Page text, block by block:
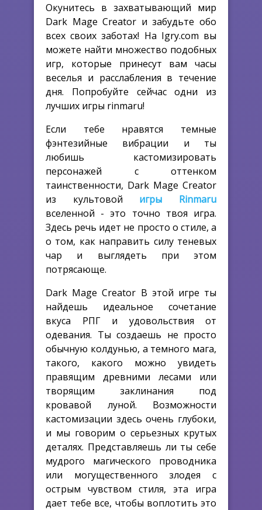
Окунитесь в захватывающий мир
Dark Mage Creator и забудьте обо
всех своих заботах! На Igry.com вы
можете найти множество подобных
игр, которые принесут вам часы
веселья и расслабления в течение
дня. Попробуйте сейчас одни из
лучших игры rinmaru!
Если тебе нравятся темные
фэнтезийные вибрации и ты
любишь кастомизировать
персонажей с оттенком
таинственности, Dark Mage Creator
из культовой игры Rinmaru
вселенной - это точно твоя игра.
Здесь речь идет не просто о стиле, а
о том, как направить силу теневых
чар и выглядеть при этом
потрясающе.
Dark Mage Creator В этой игре ты
найдешь идеальное сочетание
вкуса РПГ и удовольствия от
одевания. Ты создаешь не просто
обычную колдунью, а темного мага,
такого, какого можно увидеть
правящим древними лесами или
творящим заклинания под
кровавой луной. Возможности
кастомизации здесь очень глубоки,
и мы говорим о серьезных крутых
деталях. Представляешь ли ты себе
мудрого магического проводника
или могущественного злодея с
острым чувством стиля, эта игра
дает тебе все, чтобы воплотить это